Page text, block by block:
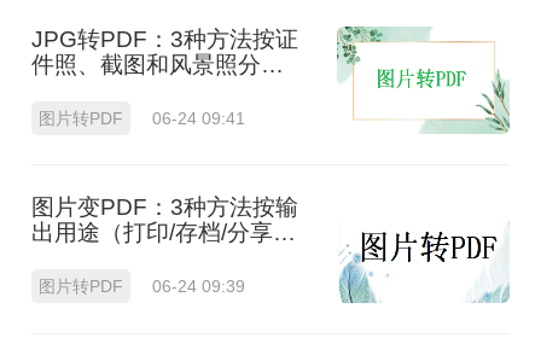
JPG转PDF：3种方法按证
件照、截图和风景照分别
图片转PDF 06-24 09:41
图片变PDF：3种方法按输
出用途（打印/存档/分享）
图片转PDF 06-24 09:39